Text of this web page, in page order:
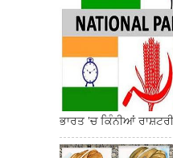
ਭਾਰਤ 'ਚ ਕਿੰਨੀਆਂ